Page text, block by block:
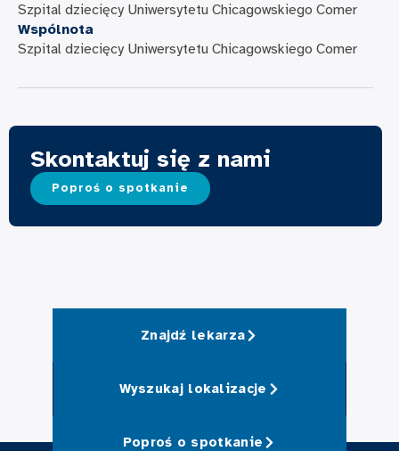
Szpital dziecięcy Uniwersytetu Chicagowskiego Comer
Wspólnota
Szpital dziecięcy Uniwersytetu Chicagowskiego Comer
Skontaktuj się z nami
Poproś o spotkanie
Znajdź lekarza
Wyszukaj lokalizacje
Poproś o spotkanie